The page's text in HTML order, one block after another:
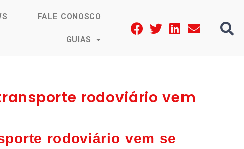
FALE CONOSCO
GUIAS
rodoviário vem
rodoviário vem se